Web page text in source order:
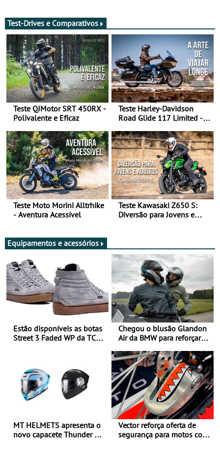
Test-Drives e Comparativos
Teste QJMotor SRT 450RX -
Polivalente e Eficaz
Teste Harley-Davidson
Road Glide 117 Limited - A
Teste Moto Morini Alltrhike
- Aventura Acessível
Teste Kawasaki Z650 S:
Diversão para Jovens e
Equipamentos e acessórios
Estão disponíveis as botas
Street 3 Faded WP da TCX
Chegou o blusão Glandon
Air da BMW para reforçar
verão
MT HELMETS apresenta o
novo capacete Thunder 4 R
Vector reforça oferta de
segurança para motos com